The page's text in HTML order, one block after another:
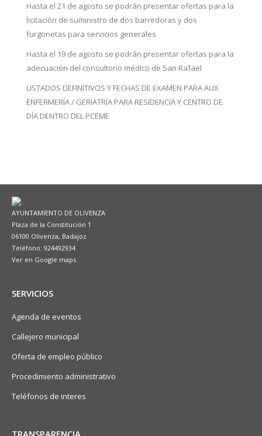
Hasta el 21 de agosto se podrán presentar ofertas para la
licitación de suministro de dos barredoras y dos
furgonetas para servicios generales
Hasta el 19 de agosto se podrán presentar ofertas para la
adecuación del consultorio médico de San Rafael
LISTADOS DEFINITIVOS Y FECHAS DE EXAMEN PARA AUX
ENFERMERÍA / GERIATRÍA PARA RESIDENCIA Y CENTRO DE
DÍA DENTRO DEL PCEME
AYUNTAMIENTO DE OLIVENZA
Plaza de la Constitución 1
06100 Olivenza, Badajoz
Teléfono: 924492934
Ver en Google maps
SERVICIOS
Agenda de eventos
Callejero municipal
Oferta de empleo público
Procedimiento administrativo
Teléfonos de interes
TRANSPARENCIA